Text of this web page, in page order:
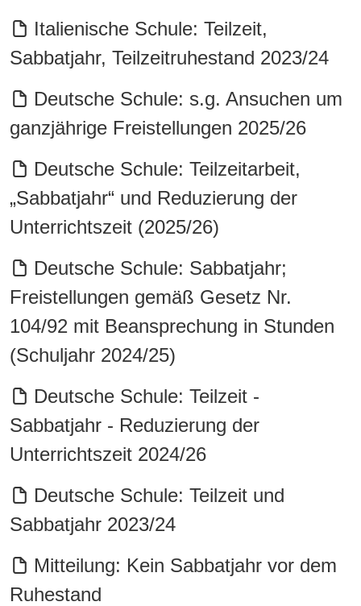
Italienische Schule: Teilzeit,
Sabbatjahr, Teilzeitruhestand 2023/24
Deutsche Schule: s.g. Ansuchen um
ganzjährige Freistellungen 2025/26
Deutsche Schule: Teilzeitarbeit,
„Sabbatjahr“ und Reduzierung der
Unterrichtszeit (2025/26)
Deutsche Schule: Sabbatjahr;
Freistellungen gemäß Gesetz Nr.
104/92 mit Beansprechung in Stunden
(Schuljahr 2024/25)
Deutsche Schule: Teilzeit -
Sabbatjahr - Reduzierung der
Unterrichtszeit 2024/26
Deutsche Schule: Teilzeit und
Sabbatjahr 2023/24
Mitteilung: Kein Sabbatjahr vor dem
Ruhestand